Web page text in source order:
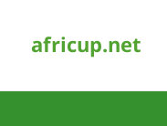
africup.net